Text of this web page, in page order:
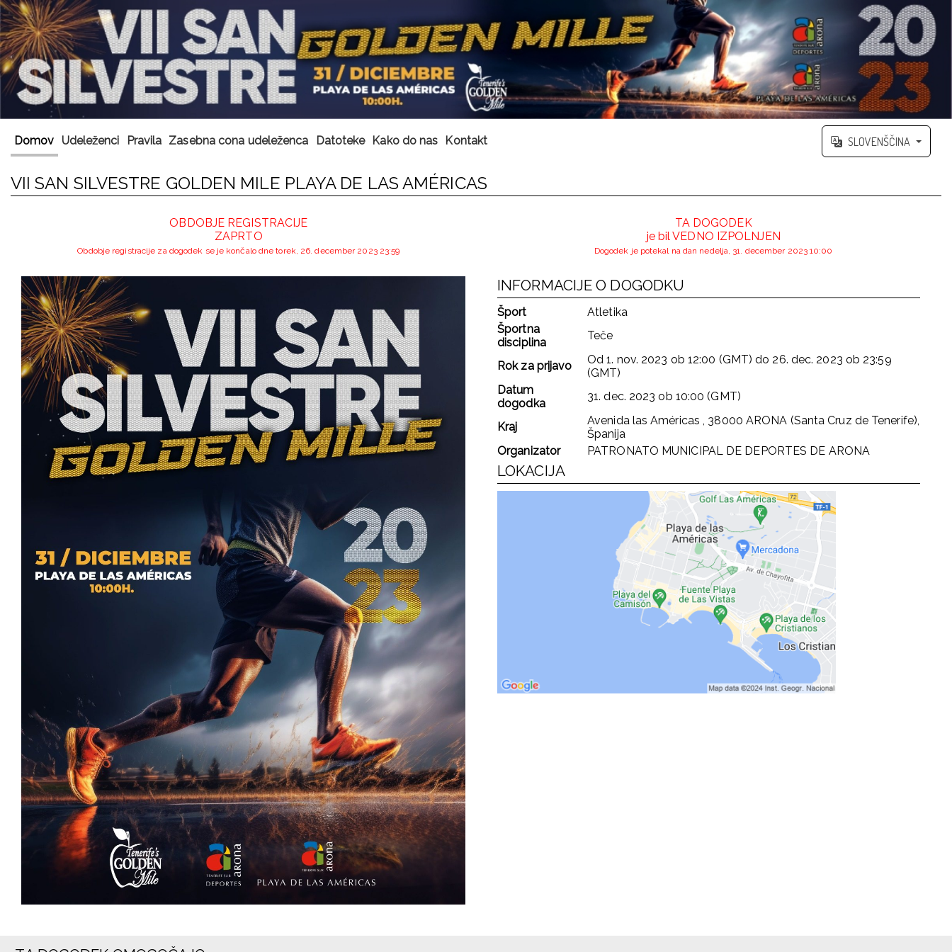
Domov Udeleženci Pravila Zasebna cona udeleženca Datoteke Kako do nas Kontakt SLOVENŠČINA
VII SAN SILVESTRE GOLDEN MILE PLAYA DE LAS AMÉRICAS
OBDOBJE REGISTRACIJE
ZAPRTO
Obdobje registracije za dogodek se je končalo dne torek, 26. december 2023 23:59
TA DOGODEK
je bil VEDNO IZPOLNJEN
Dogodek je potekal na dan nedelja, 31. december 2023 10:00
INFORMACIJE O DOGODKU
Šport
Atletika
Športna
disciplina
Teče
Rok za prijavo Od1. nov. 2023 ob 12:00 (GMT) do 26. dec. 2023 ob 23:59
(GMT)
Datum
dogodka
31. dec. 2023 ob 10:00 (GMT)
Kraj
Avenida las Américas , 38000 ARONA (Santa Cruz de Tenerife),
Španija
Organizator
PATRONATO MUNICIPAL DE DEPORTES DE ARONA
LOKACIJA